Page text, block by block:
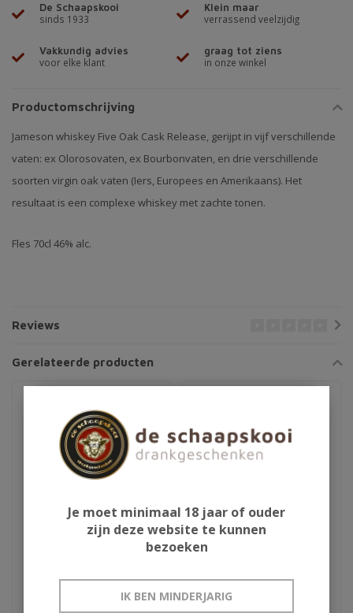
De Schaapskooi
sinds 1933
Klein maar
verrassend veelzijdig
Vakkundig advies
voor elke klant
graag tot ziens
in onze winkel
Productomschrijving
Jameson whiskey Five Oak Cask Release, gerijpt in vijf verschillende
vaten: ex Olorosovaten, ex Bourbonvaten, en drie verschillende
soorten virgin oak vaten (Iers, Europees en Amerikaans). Het
resultaat is een complexe whiskey met zachte tonen.
Fles 70cl 46% alc.
Reviews
Gerelateerde producten
Je moet minimaal 18 jaar of ouder
zijn deze website te kunnen
bezoeken
IK BEN MINDERJARIG